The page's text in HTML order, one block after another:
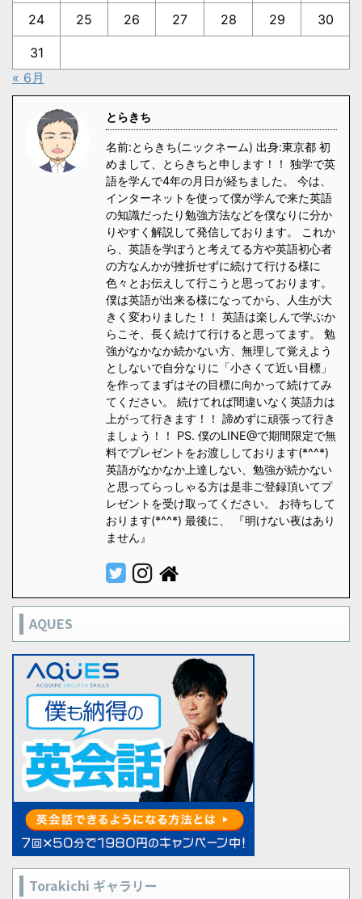
24 25 26 27 28 29 30
31
« 6月
とらきち
名前:とらきち(ニックネーム) 出身:東京都 初
めまして、とらきちと申します！！ 独学で英
語を学んで4年の月日が経ちました。 今は、
インターネットを使って僕が学んで来た英語
の知識だったり勉強方法などを僕なりに分か
りやすく解説して発信しております。 これか
ら、英語を学ぼうと考えてる方や英語初心者
の方なんかが挫折せずに続けて行ける様に
色々とお伝えして行こうと思っております。
僕は英語が出来る様になってから、人生が大
きく変わりました！！ 英語は楽しんで学ぶか
らこそ、長く続けて行けると思ってます。 勉
強がなかなか続かない方、無理して覚えよう
としないで自分なりに「小さくて近い目標」
を作ってまずはその目標に向かって続けてみ
てください。 続けてれば間違いなく英語力は
上がって行きます！！ 諦めずに頑張って行き
ましょう！！ PS. 僕のLINE@で期間限定で無
料でプレゼントをお渡ししております(*^^*)
英語がなかなか上達しない、勉強が続かない
と思ってらっしゃる方は是非ご登録頂いてプ
レゼントを受け取ってください。 お待ちして
おります(*^^*) 最後に、 『明けない夜はあり
ません』
AQUES
Torakichi ギャラリー